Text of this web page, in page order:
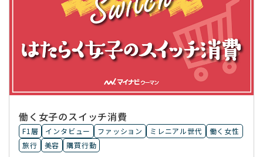
働く女子のスイッチ消費
F1層 インタビュー ファッション ミレニアル世代
働く女性
旅行
美容 購買行動